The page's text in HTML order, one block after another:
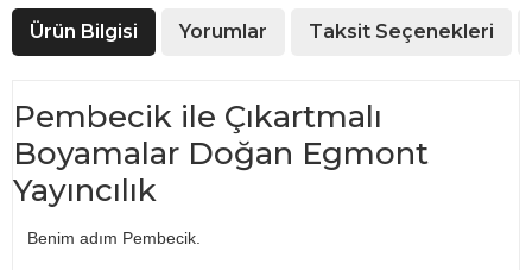
Ürün Bilgisi Yorumlar Taksit Seçenekleri
Pembecik ile Çıkartmalı
Boyamalar Doğan Egmont
Yayıncılık
Benim adım Pembecik.